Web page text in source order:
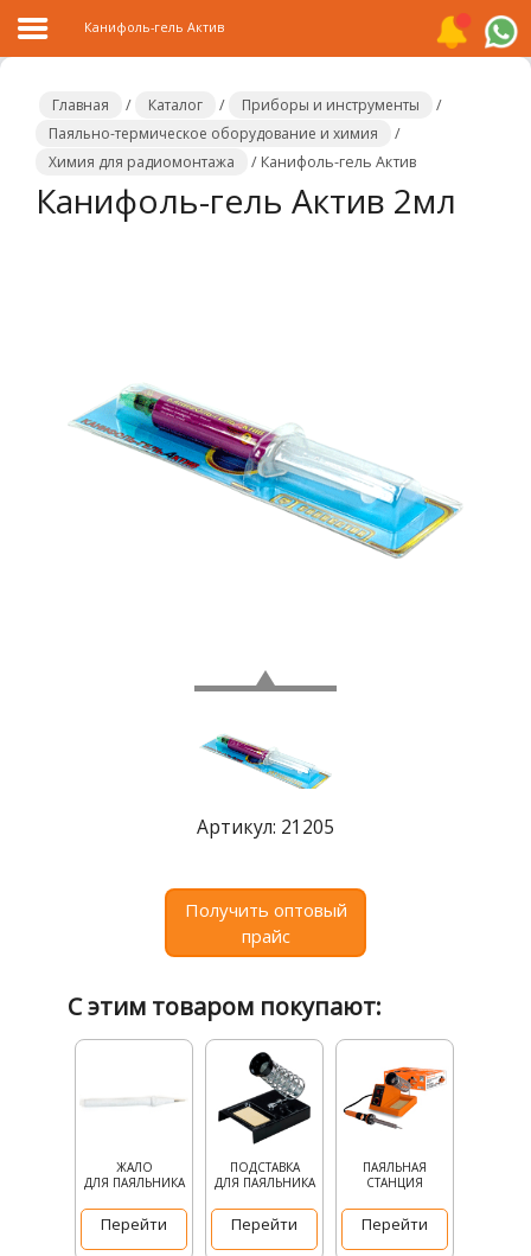
Главная
Каталог
Сотрудничество
news@signalelectronics.ru
Канифоль-гель Актив
Главная / Каталог / Приборы и инструменты
/
Паяльно-термическое оборудование и химия
/
Химия для радиомонтажа
/ Канифоль-гель Актив
Канифоль-гель Актив 2мл
Артикул: 21205
Получить оптовый
прайс
С этим товаром покупают:
ЖАЛО
ДЛЯ ПАЯЛЬНИКА
Перейти
ПОДСТАВКА
ДЛЯ ПАЯЛЬНИКА
Перейти
ПАЯЛЬНАЯ
СТАНЦИЯ
Перейти